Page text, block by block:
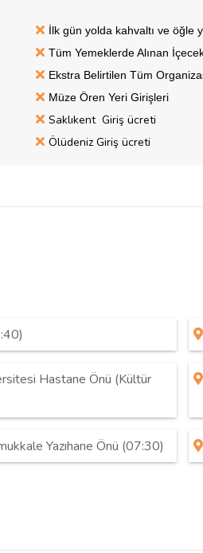
İlk gün yolda kahvaltı ve öğle
Tüm Yemeklerde Alınan
Ekstra Belirtilen Tüm
Müze Ören Yeri Girişleri
Saklıkent Giriş ücreti
​Ölüdeniz Giriş ücreti
Hastane Önü (Kültür
Yazıhane Önü (07:30)